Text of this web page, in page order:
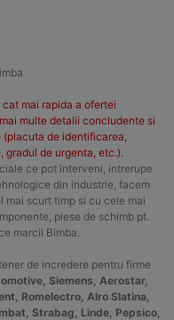
mai rapida a ofertei
multe detalii concludente si
de identificarea,
gradul de urgenta, etc.).
ce pot interveni, intrerupe
din industrie, facem
mai scurt timp si cu cele mai
piese de schimb pt.
marcii Bimba.
de incredere pentru firme
Siemens, Aerostar,
Romelectro, Alro Slatina,
Strabag, Linde, Pepsico,